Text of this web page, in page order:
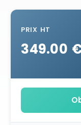
PRIX HT
349.00